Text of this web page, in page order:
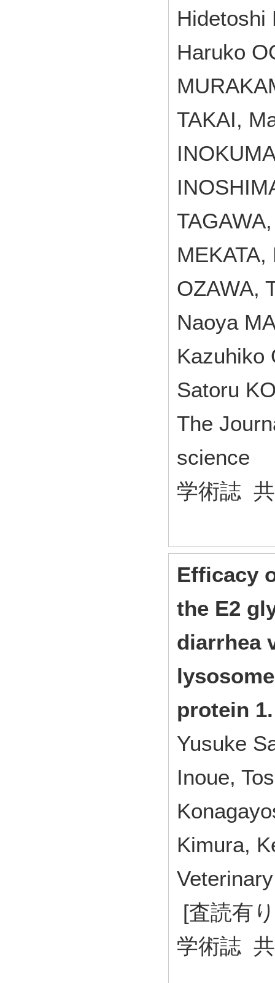
Hidetoshi
Haruko
TAKAI,
OZAWA,
Naoya
Kazuhiko
Satoru
The
science
学術誌
Efficacy
the E2
diarrhea
protein 1.
Yusuke
Inoue,
Kimura,
[査読有
学術誌